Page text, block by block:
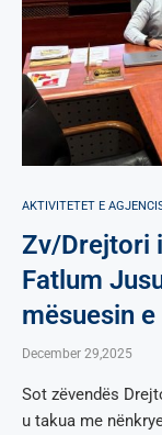
AKTIVITETET E
Zv/Drejtori
Fatlum
mësuesin
December 29,2025
Sot zëvendës
u takua me